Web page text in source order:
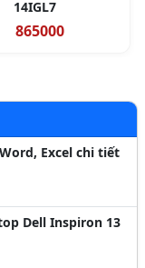
14IGL7
865000
Excel chi tiết
Dell Inspiron 13